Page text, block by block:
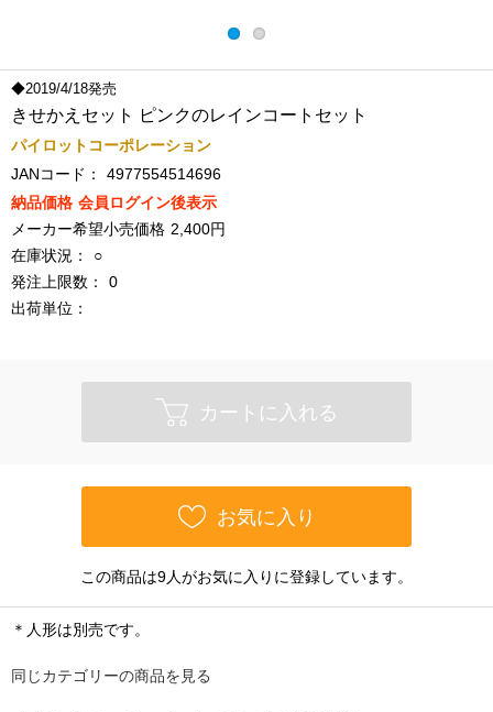
◆2019/4/18発売
きせかえセット ピンクのレインコートセット
パイロットコーポレーション
JANコード：
4977554514696
納品価格 会員ログイン後表示
メーカー希望小売価格 2,400円
在庫状況：
○
発注上限数：
0
出荷単位：
カートに入れる
お気に入り
この商品は9人がお気に入りに登録しています。
＊人形は別売です。
同じカテゴリーの商品を見る